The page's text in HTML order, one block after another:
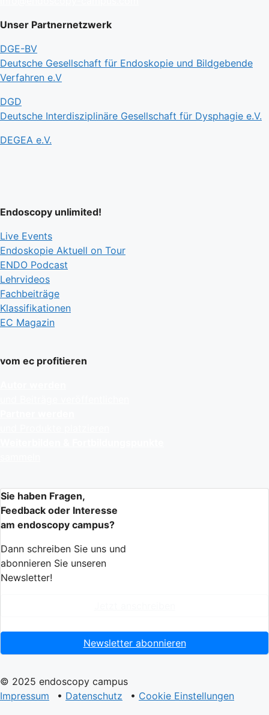
Unser Partnernetzwerk
DGE-BV
Deutsche Gesellschaft für Endoskopie und Bildgebende
Verfahren e.V
DGD
Deutsche Interdisziplinäre Gesellschaft für Dysphagie e.V.
DEGEA e.V.
Endoscopy unlimited!
Live Events
Endoskopie Aktuell on Tour
ENDO Podcast
Lehrvideos
Fachbeiträge
Klassifikationen
EC Magazin
vom ec profitieren
Sie haben Fragen,
Feedback oder Interesse
am endoscopy campus?
Dann schreiben Sie uns und
abonnieren Sie unseren
Newsletter!
Newsletter abonnieren
© 2025 endoscopy campus
Impressum
• Datenschutz • Cookie Einstellungen